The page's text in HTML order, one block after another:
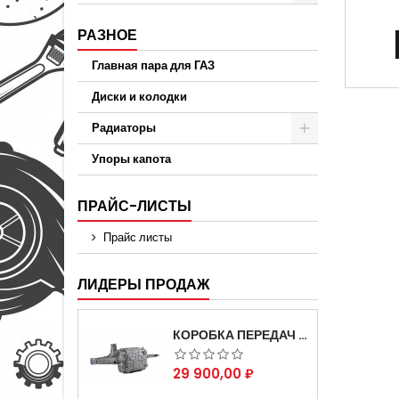
РАЗНОЕ
Главная пара для ГАЗ
Диски и колодки
Радиаторы
Упоры капота
ПРАЙС-ЛИСТЫ
Прайс листы
ЛИДЕРЫ ПРОДАЖ
КОРОБКА ПЕРЕДАЧ НА ДЛЯ АВТОМОБИЛЯ ГАЗЕЛЬ 3302 АРТИКУЛ 3302-1700010 (УСИЛЕННАЯ)
Цена
29 900,00 ₽